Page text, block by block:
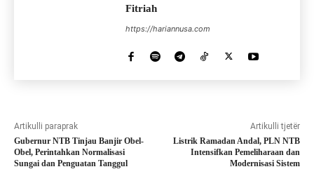
Fitriah
https://hariannusa.com
Artikulli paraprak
Gubernur NTB Tinjau Banjir Obel-
Obel, Perintahkan Normalisasi
Sungai dan Penguatan Tanggul
Artikulli tjetër
Listrik Ramadan Andal, PLN NTB
Intensifkan Pemeliharaan dan
Modernisasi Sistem